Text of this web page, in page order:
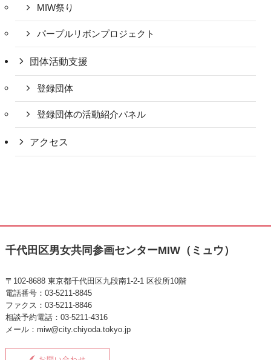
MIW祭り
パープルリボンプロジェクト
団体活動支援
登録団体
登録団体の活動紹介パネル
アクセス
千代田区男女共同参画センターMIW（ミュウ）
〒102-8688 東京都千代田区九段南1-2-1 区役所10階
電話番号：03-5211-8845
ファクス：03-5211-8846
相談予約電話：03-5211-4316
メール：miw@city.chiyoda.tokyo.jp